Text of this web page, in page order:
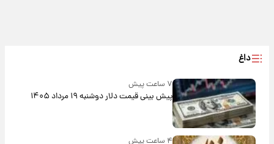
داغ
۷ ساعت پیش
پیش‌ بینی قیمت دلار دوشنبه ۱۹ مرداد ۱۴۰۵
۴ ساعت پیش